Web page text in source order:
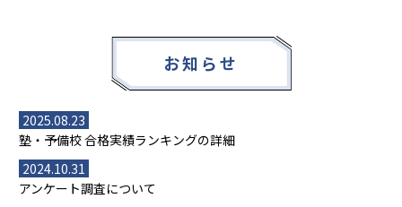
お知らせ
2025.08.23
塾・予備校 合格実績ランキングの詳細
2024.10.31
アンケート調査について